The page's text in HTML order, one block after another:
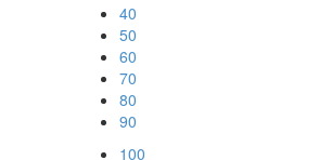
40
50
60
70
80
90
100